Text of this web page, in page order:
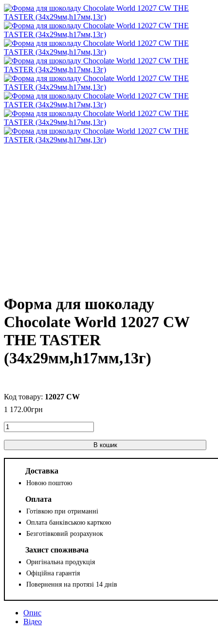
Форма для шоколаду
Chocolate World 12027 CW
THE TASTER
(34х29мм,h17мм,13г)
12027 CW
1 172.00грн
В кошик
Доставка
Новою поштою
Оплата
Готівкою при отриманні
Оплата банківською карткою
Безготівковий розрахунок
Захист споживача
Оригінальна продукція
Офіційна гарантія
Повернення на протязі 14 днів
Опис
Відео